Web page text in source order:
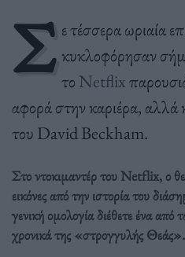
Σ ε τέσσερα ωριαία
κυκλοφόρησαν
το Netflix
αφορά στην καριέρα, αλλά
του David Beckham.
Στο ντοκιμαντέρ του Netflix, ο
εικόνες από την ιστορία του
γενική ομολογία διέθετε ένα
χρονικά της «στρογγυλής Θεάς».